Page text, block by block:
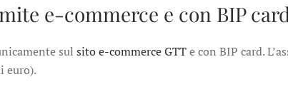
e-commerce e con BIP card
sul sito e-commerce GTTe con BIP card.
euro).